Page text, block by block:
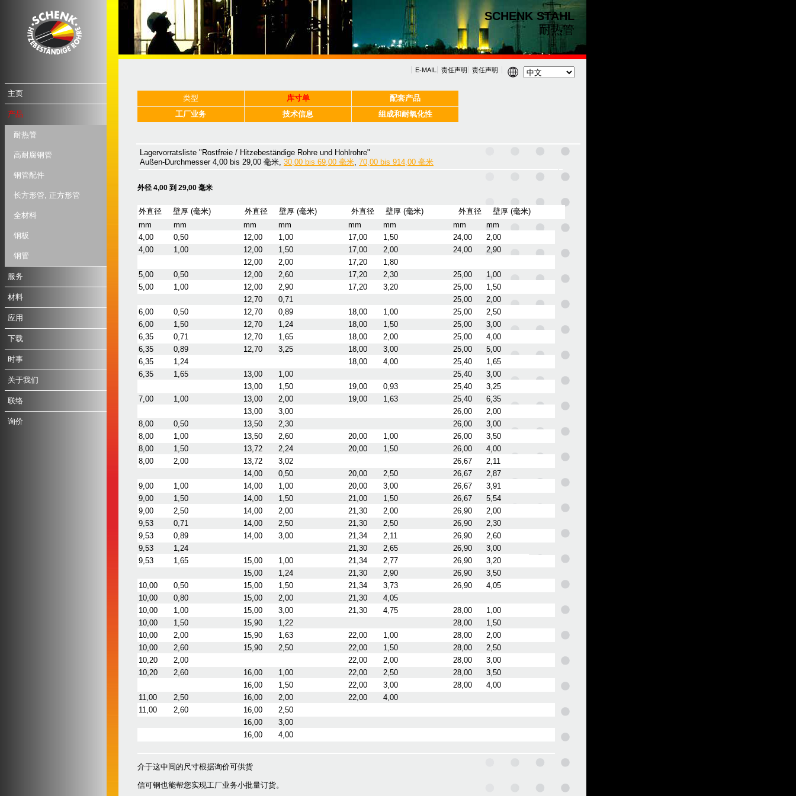
SCHENK STAHL
耐热管
E-MAIL 责任声明 责任声明
主页
产品
耐热管
高耐腐钢管
钢管配件
长方形管, 正方形管
全材料
钢板
钢管
服务
材料
应用
下载
时事
关于我们
联络
询价
类型 库寸单
配套产品
工厂业务
技术信息 组成和耐氧化性
Lagervorratsliste "Rostfreie / Hitzebeständige Rohre und Hohlrohre"
Außen-Durchmesser 4,00 bis 29,00 毫米, 30,00 bis 69,00 毫米, 70,00 bis 914,00 毫米
外径 4,00 到 29,00 毫米
外直径 壁厚 (毫米) 外直径 壁厚 (毫米) 外直径 壁厚 (毫米) 外直径
壁厚 (毫米)
mm
mm mm mm mm mm mm
mm
4,00
0,50 12,00 1,00 17,00 1,50 24,00
2,00
4,00
1,00 12,00 1,50 17,00 2,00 24,00
2,90
12,00
2,00 17,20
1,80
5,00
0,50 12,00 2,60 17,20 2,30 25,00
1,00
5,00
1,00 12,00 2,90 17,20 3,20 25,00
1,50
12,70
0,71 25,00
2,00
6,00
0,50 12,70 0,89 18,00 1,00 25,00
2,50
6,00
1,50 12,70 1,24 18,00 1,50 25,00
3,00
6,35
0,71 12,70 1,65 18,00 2,00 25,00
4,00
6,35
0,89 12,70 3,25 18,00 3,00 25,00
5,00
6,35
1,24 18,00 4,00 25,40
1,65
6,35
1,65 13,00 1,00 25,40
3,00
13,00
1,50 19,00 0,93 25,40
3,25
7,00
1,00 13,00 2,00 19,00 1,63 25,40
6,35
13,00
3,00 26,00
2,00
8,00
0,50 13,50 2,30 26,00
3,00
8,00
1,00 13,50 2,60 20,00 1,00 26,00
3,50
8,00
1,50 13,72 2,24 20,00 1,50 26,00
4,00
8,00
2,00 13,72 3,02 26,67
2,11
14,00
0,50 20,00 2,50 26,67
2,87
9,00
1,00 14,00 1,00 20,00 3,00 26,67
3,91
9,00
1,50 14,00 1,50 21,00 1,50 26,67
5,54
9,00
2,50 14,00 2,00 21,30 2,00 26,90
2,00
9,53
0,71 14,00 2,50 21,30 2,50 26,90
2,30
9,53
0,89 14,00 3,00 21,34 2,11 26,90
2,60
9,53
1,24 21,30 2,65 26,90
3,00
9,53
1,65 15,00 1,00 21,34 2,77 26,90
3,20
15,00
1,24 21,30 2,90 26,90
3,50
10,00
0,50 15,00 1,50 21,34 3,73 26,90
4,05
10,00
0,80 15,00 2,00 21,30
4,05
10,00
1,00 15,00 3,00 21,30 4,75 28,00
1,00
10,00
1,50 15,90 1,22 28,00
1,50
10,00
2,00 15,90 1,63 22,00 1,00 28,00
2,00
10,00
2,60 15,90 2,50 22,00 1,50 28,00
2,50
10,20
2,00 22,00 2,00 28,00
3,00
10,20
2,60 16,00 1,00 22,00 2,50 28,00
3,50
16,00
1,50 22,00 3,00 28,00
4,00
11,00
2,50 16,00 2,00 22,00
4,00
11,00
2,60 16,00
2,50
16,00
3,00
16,00
4,00
介于这中间的尺寸根据询价可供货
信可钢也能帮您实现工厂业务小批量订货。